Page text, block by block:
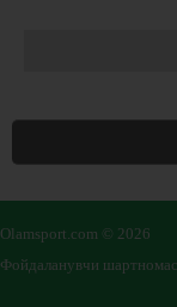
Olamsport.com © 2026
Фойдаланувчи